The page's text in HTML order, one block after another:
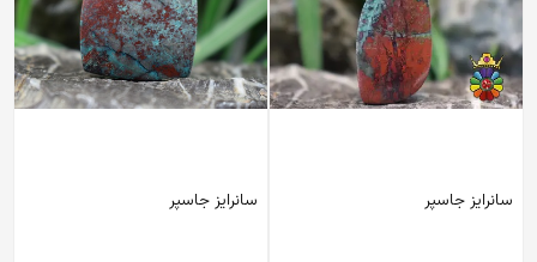
سانرایز جاسپر سانرایز جاسپر